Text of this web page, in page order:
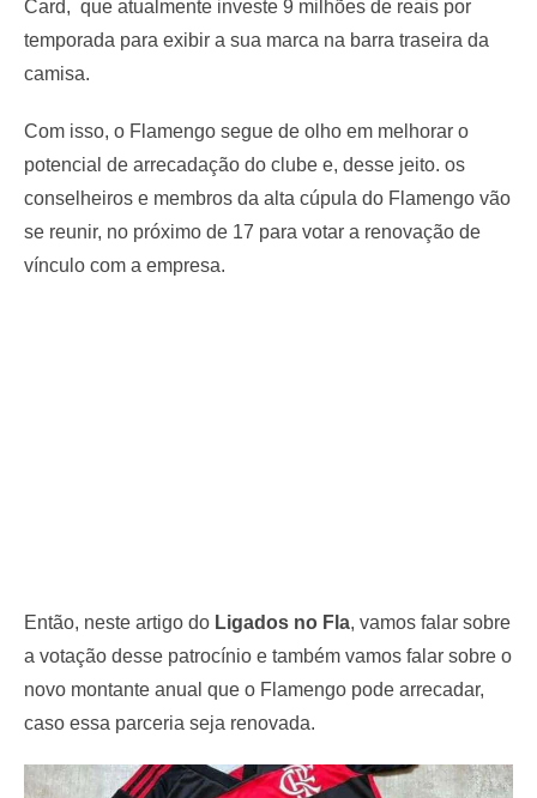
Card, que atualmente investe 9 milhões de reais por
temporada para exibir a sua marca na barra traseira da
camisa.
Com isso, o Flamengo segue de olho em melhorar o
potencial de arrecadação do clube e, desse jeito. os
conselheiros e membros da alta cúpula do Flamengo vão
se reunir, no próximo de 17 para votar a renovação de
vínculo com a empresa.
Então, neste artigo do Ligados no Fla, vamos falar sobre
a votação desse patrocínio e também vamos falar sobre o
novo montante anual que o Flamengo pode arrecadar,
caso essa parceria seja renovada.